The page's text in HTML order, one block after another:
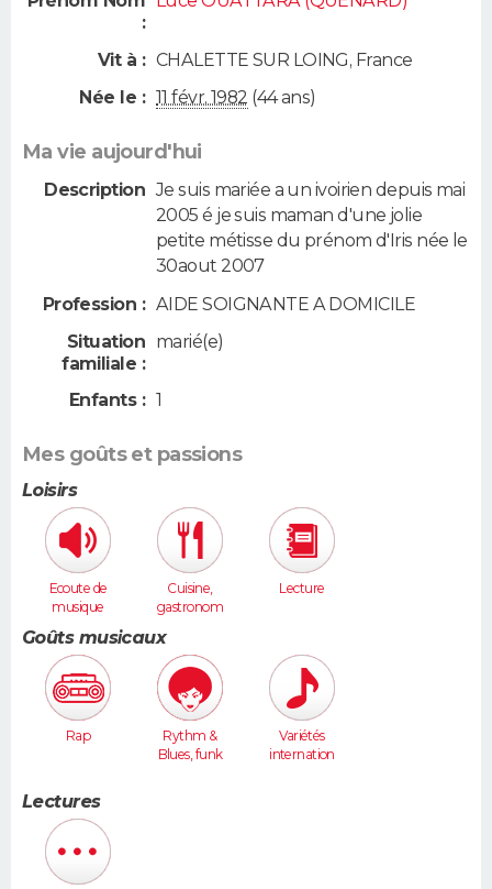
:
Vit à : CHALETTE SUR LOING, France
Née le : 11 févr. 1982 (44 ans)
Ma vie aujourd'hui
Description Je suis mariée a un ivoirien depuis mai
2005 é je suis maman d'une jolie
petite métisse du prénom d'Iris née le
30aout 2007
Profession : AIDE SOIGNANTE A DOMICILE
Situation
familiale :
marié(e)
Enfants : 1
Mes goûts et passions
Loisirs
Ecoute de
musique
Cuisine,
gastronom
Lecture
Goûts musicaux
Rap
Rythm &
Blues, funk
Variétés
internation
Lectures